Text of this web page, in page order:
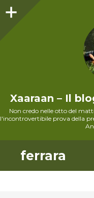
Xaaraan – Il
Non credo nelle otto del
l'incontrovertibile prova della
ferrara